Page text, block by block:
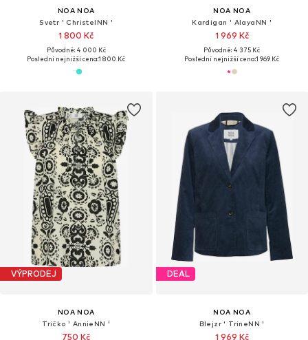
NOA NOA
Svetr ' ChristelNN '
1 800 Kč
Původně: 4 000 Kč
Poslední nejnižší cena:1 800 Kč
NOA NOA
Kardigan ' AlayaNN '
1 969 Kč
Původně: 4 375 Kč
Poslední nejnižší cena:1 969 Kč
VÝPRODEJ
NOA NOA
Tričko ' AnnieNN '
750 Kč
DEAL
NOA NOA
Blejzr ' TrineNN '
1 969 Kč